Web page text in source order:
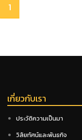
1
เกี่ยวกับเรา
ประวัติความเป็นมา
วิสัยทัศน์และพันธกิจ